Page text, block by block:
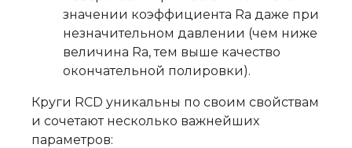
значении коэффициента Ra даже при
незначительном давлении (чем ниже
величина Ra, тем выше качество
окончательной полировки).
Круги RCD уникальны по своим свойствам
и сочетают несколько важнейших
параметров: